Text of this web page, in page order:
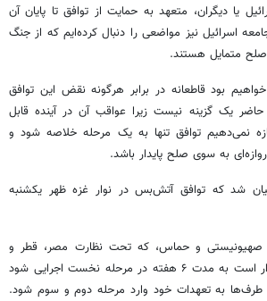
یا دیگران، متعهد به حمایت از توافق تا پایان آن
اسرائیل نیز مواضعی را دنبال کرده‌ایم که از جنگ
متمایل هستند.
بود قاطعانه در برابر هرگونه نقض این توافق
یک گزینه نیست زیرا عواقب آن در آینده قابل
نمی‌دهیم توافق تنها به یک مرحله خلاصه شود و
به سوی صلح پایدار باشد.
شد که توافق آتش‌بس در نوار غزه ظهر یکشنبه
و حماس، که تحت نظارت مصر، قطر و
آمریکا به توافق رسیده، قرار است به مدت ۶ هفته در مرحله نخست اجرایی شود
طرف‌ها به تعهدات خود وارد مرحله دوم و سوم شود.